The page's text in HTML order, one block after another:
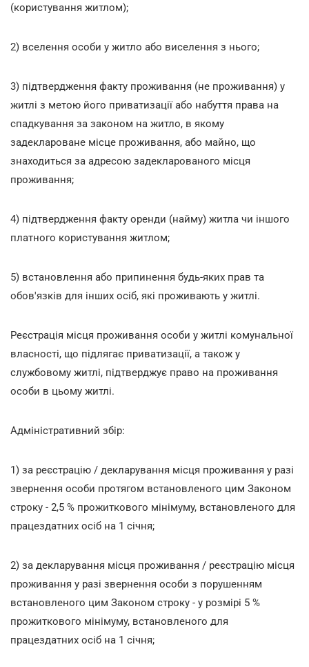
(користування житлом);
2) вселення особи у житло або виселення з нього;
3) підтвердження факту проживання (не проживання) у
житлі з метою його приватизації або набуття права на
спадкування за законом на житло, в якому
задеклароване місце проживання, або майно, що
знаходиться за адресою задекларованого місця
проживання;
4) підтвердження факту оренди (найму) житла чи іншого
платного користування житлом;
5) встановлення або припинення будь-яких прав та
обов'язків для інших осіб, які проживають у житлі.
Реєстрація місця проживання особи у житлі комунальної
власності, що підлягає приватизації, а також у
службовому житлі, підтверджує право на проживання
особи в цьому житлі.
Адміністративний збір:
1) за реєстрацію / декларування місця проживання у разі
звернення особи протягом встановленого цим Законом
строку - 2,5 % прожиткового мінімуму, встановленого для
працездатних осіб на 1 січня;
2) за декларування місця проживання / реєстрацію місця
проживання у разі звернення особи з порушенням
встановленого цим Законом строку - у розмірі 5 %
прожиткового мінімуму, встановленого для
працездатних осіб на 1 січня;